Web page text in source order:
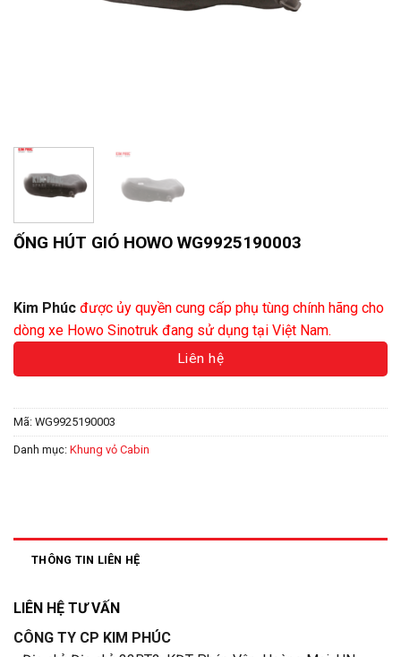
ỐNG HÚT GIÓ HOWO WG9925190003
Kim Phúc được ủy quyền cung cấp phụ tùng chính hãng cho
dòng xe Howo Sinotruk đang sử dụng tại Việt Nam.
Liên hệ
Mã: WG9925190003
Danh mục: Khung vỏ Cabin
THÔNG TIN LIÊN HỆ
LIÊN HỆ TƯ VẤN
CÔNG TY CP KIM PHÚC